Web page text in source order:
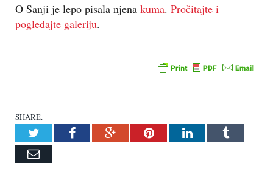
O Sanji je lepo pisala njena kuma. Pročitajte i
pogledajte galeriju.
SHARE.
TwitterFacebookGoogle+PinterestLinkedInTumblr
Email